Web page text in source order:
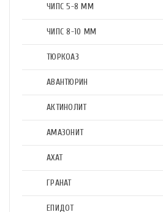
ЧИПС 5-8 ММ
ЧИПС 8-10 ММ
ТЮРКОАЗ
АВАНТЮРИН
АКТИНОЛИТ
АМАЗОНИТ
АХАТ
ГРАНАТ
ЕПИДОТ